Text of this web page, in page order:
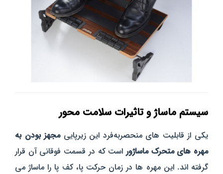
سیستم ماساژ و تاثیرات سلامت‌ محور
یکی از قابلیت‌ های منحصربه‌فرد این زیرپاییمجهز بودن به
مهره‌ های متحرک ماساژور است که در قسمت فوقانی آن قرار
گرفته‌ اند. این مهره‌ ها در زمان حرکت پا، کف پا را ماساژ می‌